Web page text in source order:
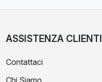
ASSISTENZA CLIENTI
Contattaci